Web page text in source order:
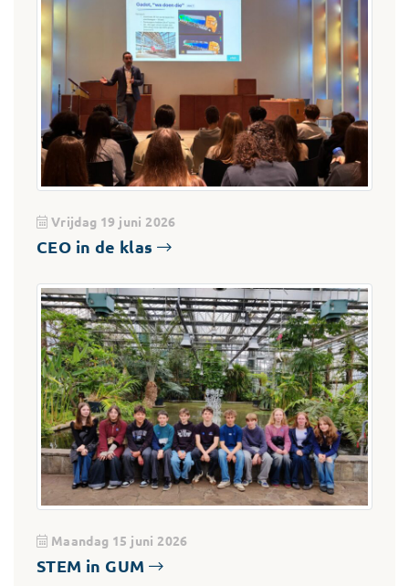
Vrijdag 19 juni 2026
CEO in de klas
Maandag 15 juni 2026
STEM in GUM